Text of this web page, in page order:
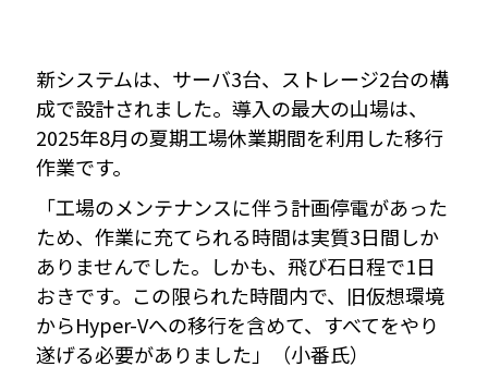
新システムは、サーバ3台、ストレージ2台の構
成で設計されました。導入の最大の山場は、
2025年8月の夏期工場休業期間を利用した移行
作業です。
「工場のメンテナンスに伴う計画停電があった
ため、作業に充てられる時間は実質3日間しか
ありませんでした。しかも、飛び石日程で1日
おきです。この限られた時間内で、旧仮想環境
からHyper-Vへの移行を含めて、すべてをやり
遂げる必要がありました」（小番氏）